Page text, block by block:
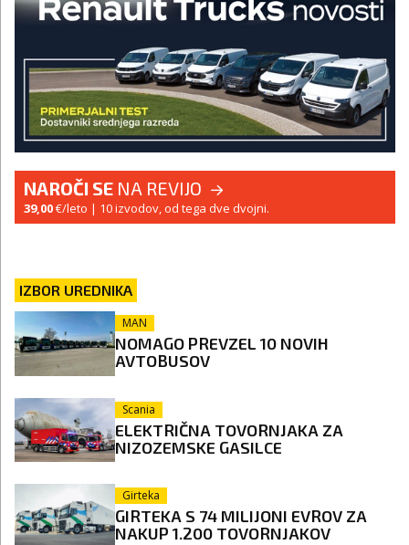
NAROČI SE NA REVIJO
39,00€/leto | 10 izvodov, od tega dve dvojni.
IZBOR UREDNIKA
MAN
NOMAGO PREVZEL 10 NOVIH
AVTOBUSOV
Scania
ELEKTRIČNA TOVORNJAKA ZA
NIZOZEMSKE GASILCE
Girteka
GIRTEKA S 74 MILIJONI EVROV ZA
NAKUP 1.200 TOVORNJAKOV